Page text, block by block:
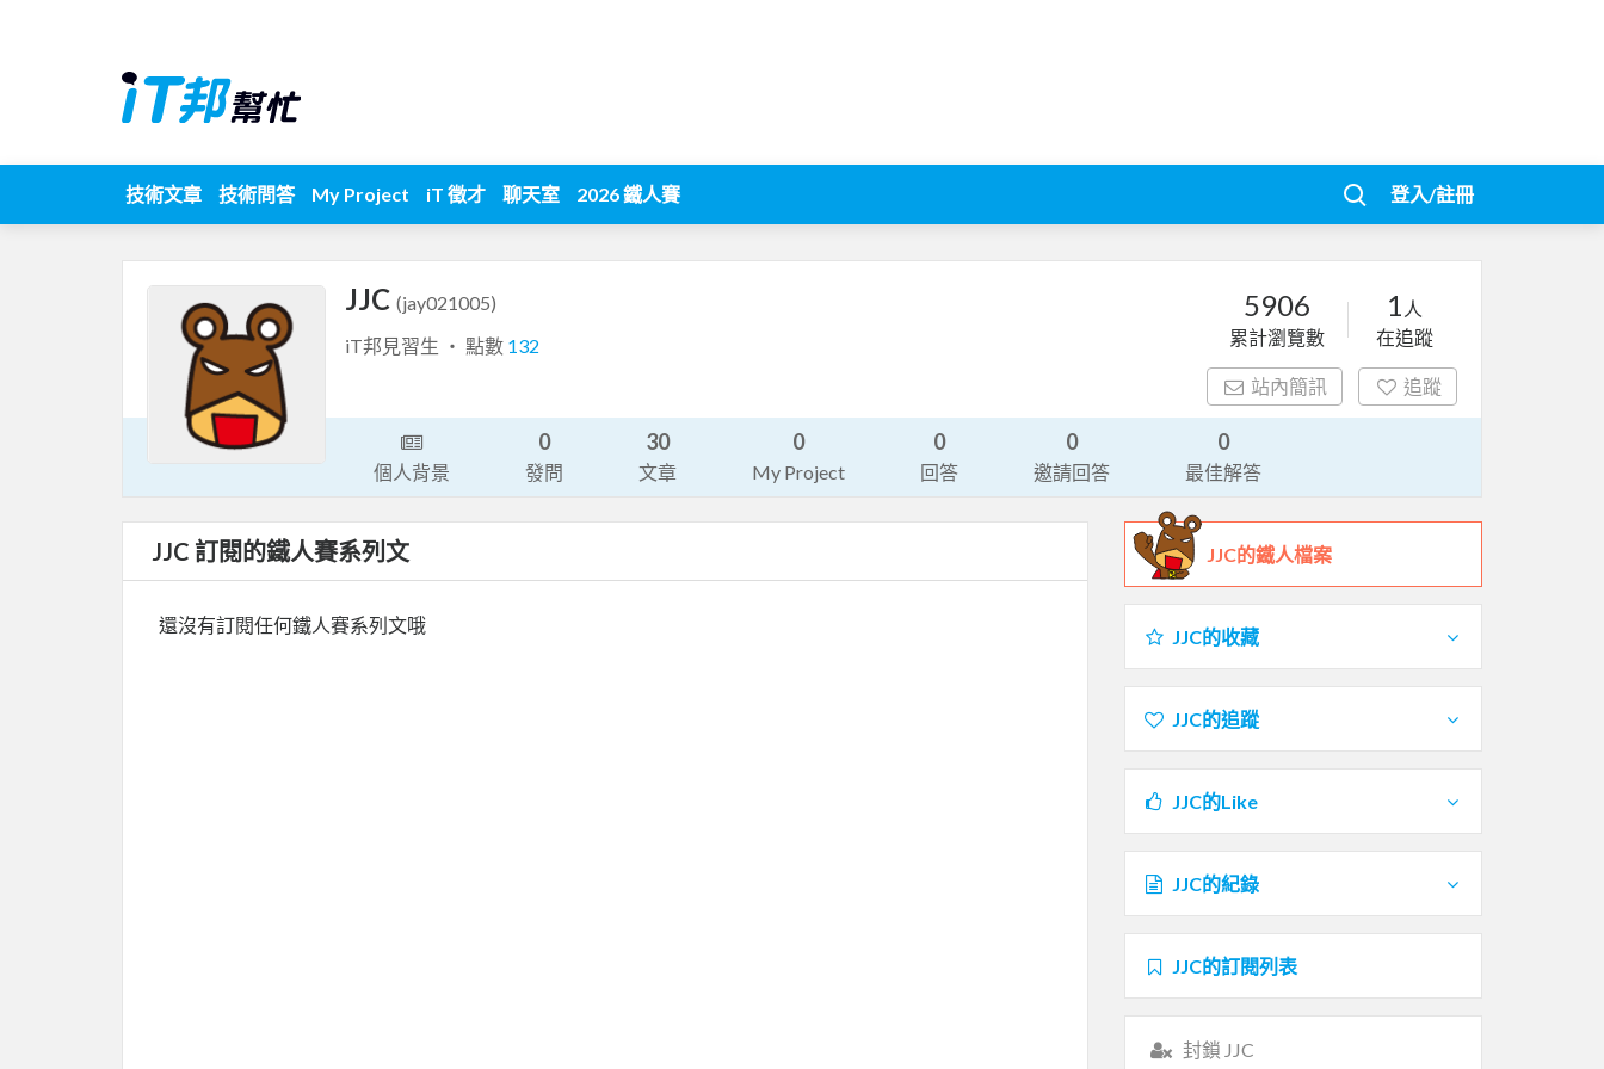
技術文章 技術問答 My Project iT 徵才 聊天室 2026 鐵人賽 登入/註冊
JJC (jay021005)
iT邦見習生 ‧ 點數 132
5906
累計瀏覽數
1 人
在追蹤
站內簡訊 追蹤
個人背景
0
發問
30
文章
0
My Project
0
回答
0
邀請回答
0
最佳解答
JJC 訂閱的鐵人賽系列文
還沒有訂閱任何鐵人賽系列文哦
JJC的鐵人檔案
JJC的收藏
JJC的追蹤
JJC的Like
JJC的紀錄
JJC的訂閱列表
封鎖 JJC